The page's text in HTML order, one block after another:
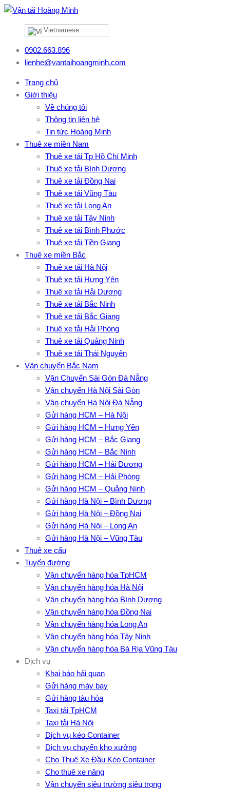
Vietnamese
0902.663.896
lienhe@vantaihoangminh.com
Trang chủ
Giới thiệu
Về chúng tôi
Thông tin liên hệ
Tin tức Hoàng Minh
Thuê xe miền Nam
Thuê xe tải Tp Hồ Chí Minh
Thuê xe tải Bình Dương
Thuê xe tải Đồng Nai
Thuê xe tải Vũng Tàu
Thuê xe tải Long An
Thuê xe tải Tây Ninh
Thuê xe tải Bình Phước
Thuê xe tải Tiền Giang
Thuê xe miền Bắc
Thuê xe tải Hà Nội
Thuê xe tải Hưng Yên
Thuê xe tải Hải Dương
Thuê xe tải Bắc Ninh
Thuê xe tải Bắc Giang
Thuê xe tải Hải Phòng
Thuê xe tải Quảng Ninh
Thuê xe tải Thái Nguyên
Vận chuyển Bắc Nam
Vận Chuyển Sài Gòn Đà Nẵng
Vận chuyển Hà Nội Sài Gòn
Vận chuyển Hà Nội Đà Nẵng
Gửi hàng HCM – Hà Nội
Gửi hàng HCM – Hưng Yên
Gửi hàng HCM – Bắc Giang
Gửi hàng HCM – Bắc Ninh
Gửi hàng HCM – Hải Dương
Gửi hàng HCM – Hải Phòng
Gửi hàng HCM – Quảng Ninh
Gửi hàng Hà Nội – Bình Dương
Gửi hàng Hà Nội – Đồng Nai
Gửi hàng Hà Nội – Long An
Gửi hàng Hà Nội – Vũng Tàu
Thuê xe cẩu
Tuyến đường
Vận chuyển hàng hóa TpHCM
Vận chuyển hàng hóa Hà Nội
Vận chuyển hàng hóa Bình Dương
Vận chuyển hàng hóa Đồng Nai
Vận chuyển hàng hóa Long An
Vận chuyển hàng hóa Tây Ninh
Vận chuyển hàng hóa Bà Rịa Vũng Tàu
Dịch vụ
Khai báo hải quan
Gửi hàng máy bay
Gửi hàng tàu hỏa
Taxi tải TpHCM
Taxi tải Hà Nội
Dịch vụ kéo Container
Dịch vụ chuyển kho xưởng
Cho Thuê Xe Đầu Kéo Container
Cho thuê xe nâng
Vận chuyển siêu trường siêu trọng